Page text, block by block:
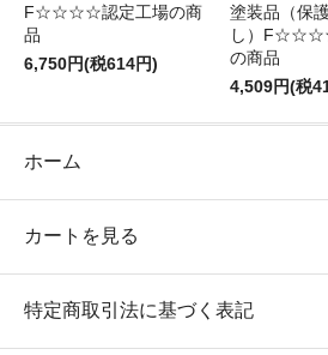
F☆☆☆☆認定工場の商
品
6,750円(税614円)
塗装品（保
し）
の商品
4,509円(税
ホーム
カートを見る
特定商取引法に基づく表記